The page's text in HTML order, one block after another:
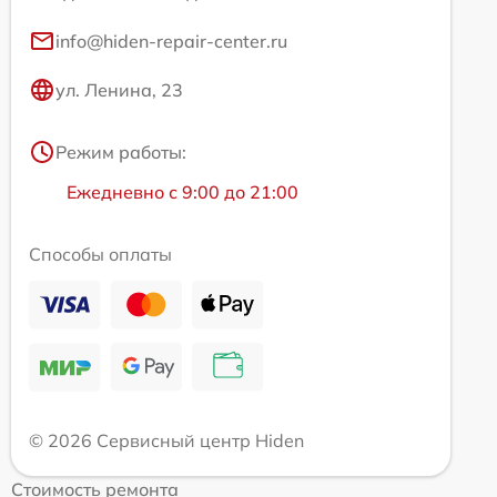
info@hiden-repair-center.ru
ул. Ленина, 23
Режим работы:
Ежедневно с 9:00 до 21:00
Способы оплаты
© 2026 Сервисный центр Hiden
Стоимость ремонта